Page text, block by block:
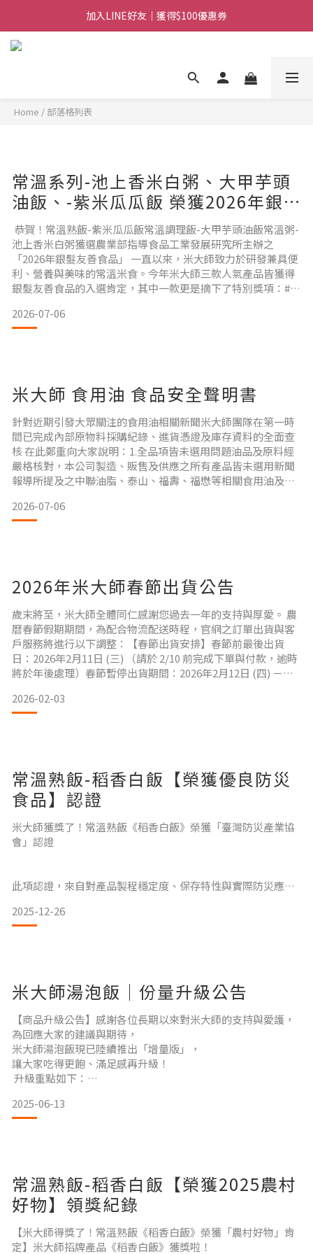
日常備糧專區｜常溫香米白粥
加入LINE好友｜獲得$100優惠券
日常備糧專區｜常溫香米白粥
Home / 部落格列表
常溫系列-池上香米白粥、大甲芋頭
油飯、-紫米瓜瓜飯 榮獲2026年銀
髮友善食品標章
恭賀！常溫熟飯-紫米瓜瓜飯常溫調理飯-大甲芋頭油飯常溫粥-
池上香米白粥獲選農業部指導食品工業發展研究所主辦之
「2026年銀髮友善食品」 一直以來，米大師致力於研發兼具便
利、營養與美味的常溫米食。今年米大師三款人氣產品皆獲得
銀髮友善食品的入選肯定，其中一款更是摘下了特別獎項：#紫
米與白米的搭配香Q好入口，更兼顧營養與最佳口感！ #池上香
米白粥選用池上冠軍香米，精心熬煮，口感綿密滑順，最純粹
2026-07-06
米大師 食用油 食品安全聲明書
針對近期引發大眾關注的食用油相關新聞米大師團隊在第一時
間已完成內部原物料採購紀錄、進貨憑證及庫存資料的全面查
核 在此鄭重向大家說明：1.全品項皆未選用問題油品及原料經
嚴格核對，本公司製造、販售及供應之所有產品皆未選用新聞
報導所提及之中聯油脂、泰山、福壽、福懋等相關食用油及原
品安全衛生相關規範落實原料驗收、追溯與管理機制 消費者的
健康與安心是我們的首要責任米大師將持續嚴格把關產品品質
2026-07-06
2026年米大師春節出貨公告
歲末將至，米大師全體同仁感謝您過去一年的支持與厚愛。 農
曆春節假期期間，為配合物流配送時程，官網之訂單出貨與客
戶服務將進行以下調整：【春節出貨安排】春節前最後出貨
日：2026年2月11日 (三) （請於 2/10 前完成下單與付款，逾時
將於年後處理）春節暫停出貨期間：2026年2月12日 (四) －
工後將依訂單先後順序陸續安排出貨，感謝您的耐心等候）
【客服服務調整】2026年2月12日 (四) 起至 2月23日 (一
2026-02-03
常溫熟飯-稻香白飯【榮獲優良防災
食品】認證
米大師獲獎了！常溫熟飯《稻香白飯》榮獲「臺灣防災產業協
會」認證
此項認證，來自對產品製程穩定度、保存特性與實際防災應用
熟實力。米大師透過完整的自主製程與嚴謹的品質管理，讓
「防災主食」不再只是概念，而是能實際落地、被納入日常生
從國家戰備、企業儲備到家庭日常囤糧，「可長期保存、即食
便利、安全可靠」已成為防災食品的基本條件。然而，許多人
2025-12-26
米大師湯泡飯｜份量升級公告
【商品升級公告】感謝各位長期以來對米大師的支持與愛護，
為回應大家的建議與期待，
米大師湯泡飯現已陸續推出「增量版」，
讓大家吃得更飽、滿足感再升級！
升級重點如下：
・美味不變｜保留原本風味與品質，吃得更開心！
・加熱即享｜沸水沖泡三分鐘快速便利，隨時開吃！
2025-06-13
常溫熟飯-稻香白飯【榮獲2025農村
好物】領獎紀錄
【米大師得獎了！常溫熟飯《稻香白飯》榮獲「農村好物」肯
定】米大師招牌產品《稻香白飯》獲獎啦！